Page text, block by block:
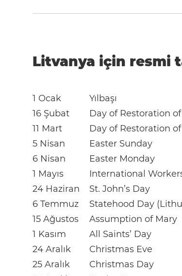
Litvanya için resmi
1 Ocak
Yılbaşı
16 Şubat
Day of Restoration
11 Mart
Day of Restoration
5 Nisan
Easter Sunday
6 Nisan
Easter Monday
1 Mayıs
International
24 Haziran
St. John’s Day
6 Temmuz
Statehood Day
15 Ağustos
Assumption of Mary
1 Kasım
All Saints’ Day
24 Aralık
Christmas Eve
25 Aralık
Christmas Day